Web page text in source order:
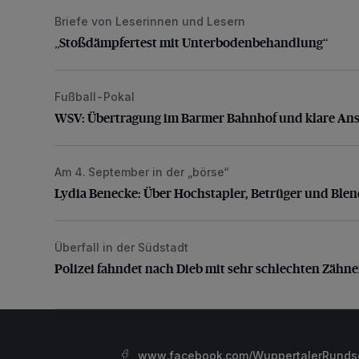
„Stoßdämpfertest mit Unterbodenbehandlung“
Briefe von Leserinnen und Lesern
„Stoßdämpfertest mit Unterbodenbehandlung“
WSV: Übertragung im Barmer Bahnhof und klare
Fußball-Pokal
WSV: Übertragung im Barmer Bahnhof und klare
Lydia Benecke: Über Hochstapler, Betrüger und
Am 4. September in der „börse“
Lydia Benecke: Über Hochstapler, Betrüger und
Polizei fahndet nach Dieb mit sehr schlechten Zähnen
Überfall in der Südstadt
Polizei fahndet nach Dieb mit sehr schlechten
www.facebook.com/